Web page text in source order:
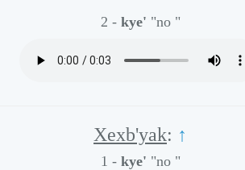
2 - kye' "no "
Xexb'yak: ↑
1 - kye' "no "